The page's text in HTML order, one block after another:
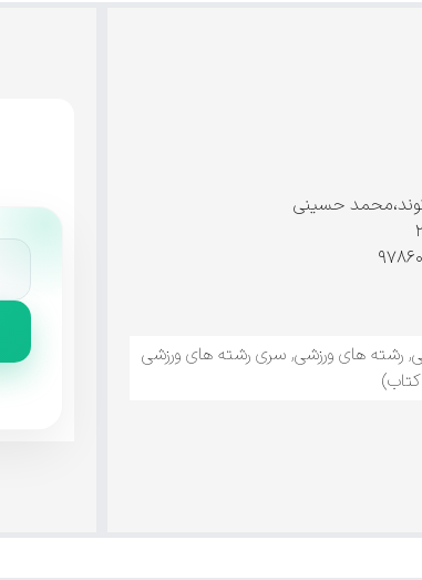
حسینی
, رشته های ورزشی, سری رشته های ورزشی